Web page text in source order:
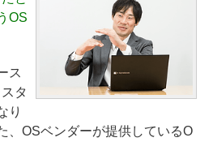
OS
ス
タ
り
、OSベンダーが提供しているO